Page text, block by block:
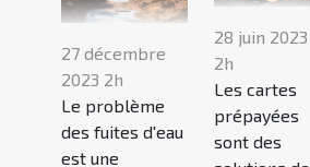
27 décembre
2023 2h
Le problème
des fuites d'eau
est une
28 juin 2023
2h
Les cartes
prépayées
sont des